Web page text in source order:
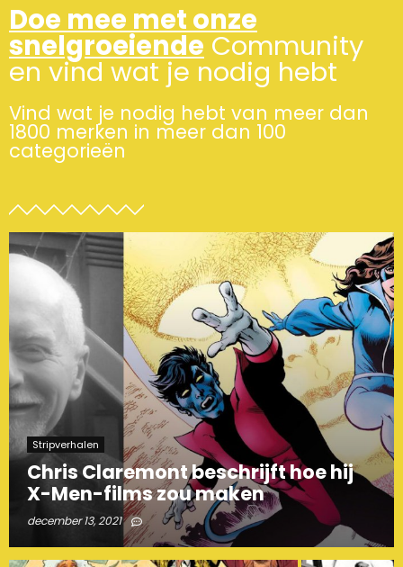
Doe mee met onze
snelgroeiende Community
en vind wat je nodig hebt
Vind wat je nodig hebt van meer dan
1800 merken in meer dan 100
categorieën
Stripverhalen
Chris Claremont beschrijft hoe hij
X-Men-films zou maken
december 13, 2021